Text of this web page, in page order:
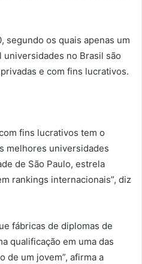
segundo os quais apenas um
no Brasil são
e com fins lucrativos.
fins lucrativos tem o
melhores universidades
de São Paulo, estrela
rankings internacionais”, diz
fábricas de diplomas de
qualificação em uma das
de um jovem”, afirma a